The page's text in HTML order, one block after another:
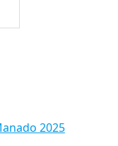
2025